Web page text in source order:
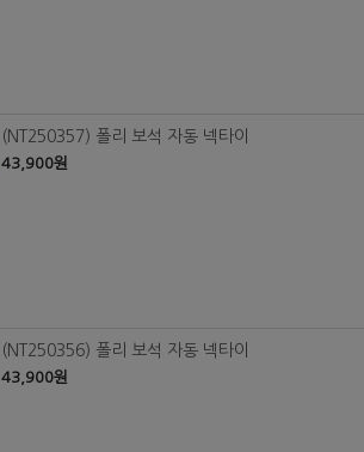
(NT250357) 폴리 보석 자동 넥타이
43,900원
(NT250356) 폴리 보석 자동 넥타이
43,900원